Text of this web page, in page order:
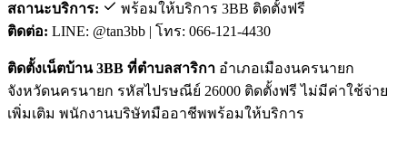
สถานะบริการ:
พร้อมให้บริการ 3BB ติดตั้งฟรี
ติดต่อ: LINE: @tan3bb | โทร: 066-121-4430
ติดตั้งเน็ตบ้าน 3BB ที่ตำบลสาริกา อำเภอเมืองนครนายก
จังหวัดนครนายก รหัสไปรษณีย์ 26000 ติดตั้งฟรี ไม่มีค่าใช้จ่าย
เพิ่มเติม พนักงานบริษัทมืออาชีพพร้อมให้บริการ